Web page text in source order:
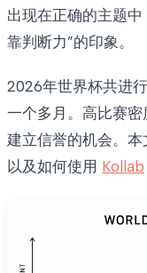
出现在正确的主题
靠判断力”的印象。
2026年世界杯共进
一个多月。高比赛
建立信誉的机会。本
以及如何使用 Kollab